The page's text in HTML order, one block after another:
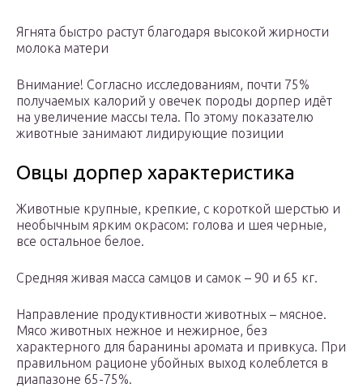
Ягнята быстро растут благодаря высокой жирности
молока матери
Внимание! Согласно исследованиям, почти 75%
получаемых калорий у овечек породы дорпер идёт
на увеличение массы тела. По этому показателю
животные занимают лидирующие позиции
Овцы дорпер характеристика
Животные крупные, крепкие, с короткой шерстью и
необычным ярким окрасом: голова и шея черные,
все остальное белое.
Средняя живая масса самцов и самок – 90 и 65 кг.
Направление продуктивности животных – мясное.
Мясо животных нежное и нежирное, без
характерного для баранины аромата и привкуса. При
правильном рационе убойных выход колеблется в
диапазоне 65-75%.